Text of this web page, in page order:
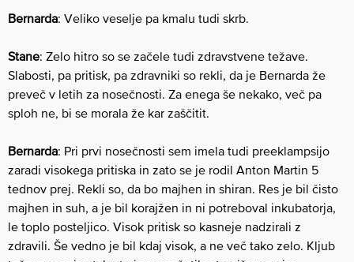
Bernarda: ​Veliko veselje pa kmalu tudi skrb​.
Stane: Zelo hitro so se začele tudi zdravstvene težave. ​
Slabosti​, pa pritisk, pa zdravniki so rekli, da je Bernarda že
preveč v letih za nosečnost​i​. Za enega še nekako, več pa
sploh ne, bi se morala že kar zaščitit.
Bernarda: Pri prvi nosečnosti sem imela tudi preeklampsijo
zaradi ​visokega pritiska in zato se je rodil Anton Martin 5
tednov prej. Rekli so, da bo majhen in shiran. Res je bil čisto
majhen in suh, a je bil korajžen in ni potreboval inkubatorja,
le toplo posteljico. ​Visok pritisk so kasneje nadzirali z
zdravili. Še vedno je bil kdaj visok, a ne več tako zelo. Kljub